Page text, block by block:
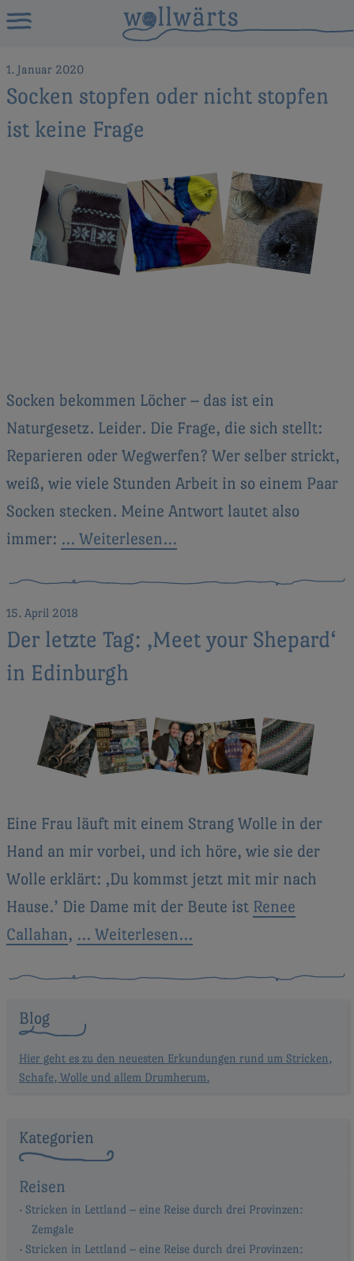
1. Januar 2020
Socken stopfen oder nicht stopfen
ist keine Frage
Socken bekommen Löcher – das ist ein
Naturgesetz. Leider. Die Frage, die sich stellt:
Reparieren oder Wegwerfen? Wer selber strickt,
weiß, wie viele Stunden Arbeit in so einem Paar
Socken stecken. Meine Antwort lautet also
immer: … Weiterlesen…
15. April 2018
Der letzte Tag: ‚Meet your Shepard‘
in Edinburgh
Eine Frau läuft mit einem Strang Wolle in der
Hand an mir vorbei, und ich höre, wie sie der
Wolle erklärt: ‚Du kommst jetzt mit mir nach
Hause.’ Die Dame mit der Beute ist Renee
Callahan, … Weiterlesen…
Blog
Hier geht es zu den neuesten Erkundungen rund um Stricken,
Schafe, Wolle und allem Drumherum.
Kategorien
Reisen
Stricken in Lettland – eine Reise durch drei Provinzen:
Zemgale
Stricken in Lettland – eine Reise durch drei Provinzen: